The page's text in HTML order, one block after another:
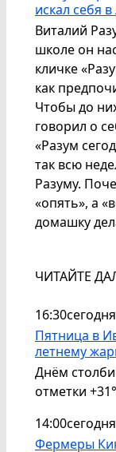
искал себя
Виталий
школе он
кличке
как
Чтобы до
говорил о
«Разум
так всю
Разуму.
«опять», а
домашку
ЧИТАЙТЕ
16:30сегодня
Пятница в
летнему
Днём
отметки
14:00сегодня
Фермеры